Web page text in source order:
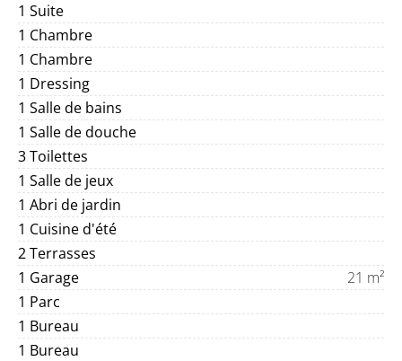
1 Suite
1 Chambre
1 Chambre
1 Dressing
1 Salle de bains
1 Salle de douche
3 Toilettes
1 Salle de jeux
1 Abri de jardin
1 Cuisine d'été
2 Terrasses
1 Garage
21 m²
1 Parc
1 Bureau
1 Bureau